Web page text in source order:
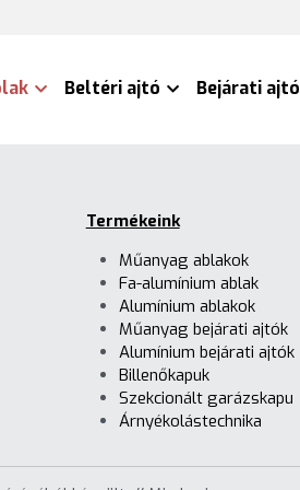
Beltéri ajtó Bejárati ajtó
Termékeink
Műanyag ablakok
Fa-alumínium ablak
Alumínium ablakok
Műanyag bejárati ajtók
Alumínium bejárati ajtók
Billenőkapuk
Szekcionált garázskapu
Árnyékolástechnika